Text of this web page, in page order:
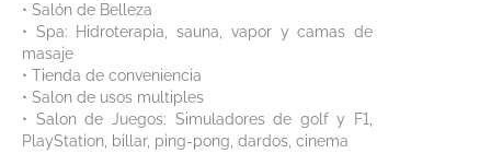
• Salón de Belleza
• Spa: Hidroterapia, sauna, vapor y camas de
masaje
• Tienda de conveniencia
• Salon de usos multiples
• Salon de Juegos: Simuladores de golf y F1,
PlayStation, billar, ping-pong, dardos, cinema